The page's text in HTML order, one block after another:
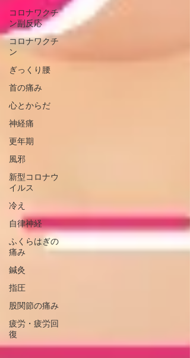
コロナワクチ
ン副反応
コロナワクチ
ン
ぎっくり腰
首の痛み
心とからだ
神経痛
更年期
風邪
新型コロナウ
イルス
冷え
自律神経
ふくらはぎの
痛み
鍼灸
指圧
股関節の痛み
疲労・疲労回
復